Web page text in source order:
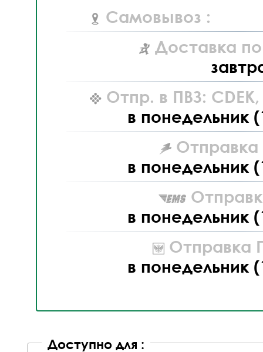
Самовывоз :
Доставка
Отпр. в ПВЗ: CDEK,
в понедельник
Отправка
в понедельник
в понедельник
Отправка
в понедельник
Доступно для :